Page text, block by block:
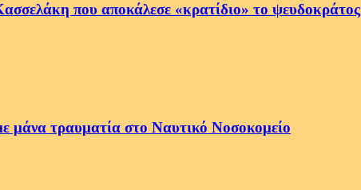
που αποκάλεσε «κρατίδιο» το ψευδοκράτος
μάνα τραυματία στο Ναυτικό Νοσοκομείο